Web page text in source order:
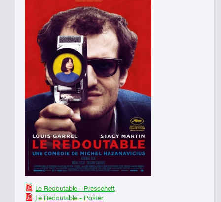
Le Redoutable - Presseheft
Le Redoutable - Poster